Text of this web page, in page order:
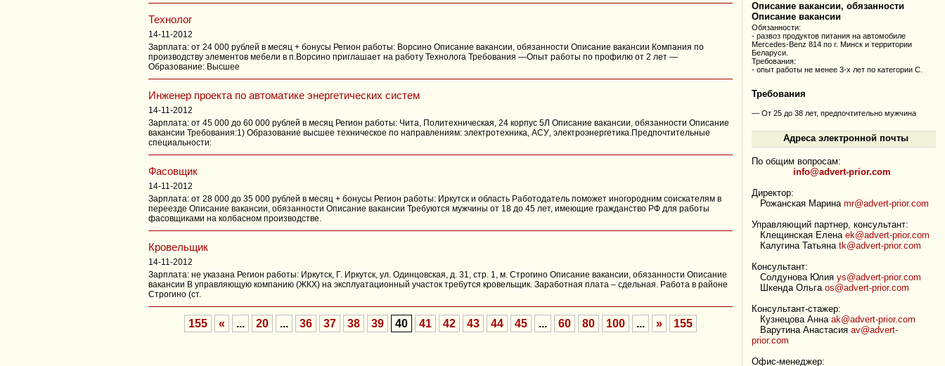
Технолог
14-11-2012
Зарплата: от 24 000 рублей в месяц + бонусы Регион работы: Ворсино Описание вакансии, обязанности Описание вакансии Компания по
производству элементов мебели в п.Ворсино приглашает на работу Технолога Требования —Опыт работы по профилю от 2 лет —
Образование: Высшее
Инженер проекта по автоматике энергетических систем
14-11-2012
Зарплата: от 45 000 до 60 000 рублей в месяц Регион работы: Чита, Политехническая, 24 корпус 5Л Описание вакансии, обязанности Описание
вакансии Требования:1) Образование высшее техническое по направлениям: электротехника‚ АСУ‚ электроэнергетика.Предпочтительные
специальности:
Фасовщик
14-11-2012
Зарплата: от 28 000 до 35 000 рублей в месяц + бонусы Регион работы: Иркутск и область Работодатель поможет иногородним соискателям в
переезде Описание вакансии, обязанности Описание вакансии Требуются мужчины от 18 до 45 лет, имеющие гражданство РФ для работы
фасовщиками на колбасном производстве.
Кровельщик
14-11-2012
Зарплата: не указана Регион работы: Иркутск, Г. Иркутск, ул. Одинцовская, д. 31, стр. 1, м. Строгино Описание вакансии, обязанности Описание
вакансии В управляющую компанию (ЖКХ) на эксплуатационный участок требутся кровельщик. Заработная плата – сдельная. Работа в районе
Строгино (ст.
155 « ... 20 ... 36 37 38 39 40 41 42 43 44 45 ... 60 80 100 ... » 155
Описание вакансии, обязанности
Описание вакансии
Обязанности:
- развоз продуктов питания на автомобиле
Mercedes-Benz 814 по г. Минск и территории
Беларуси.
Требования:
- опыт работы не менее 3-х лет по категории С.
Требования
— От 25 до 38 лет, предпочтительно мужчина
Адреса электронной почты
По общим вопросам:
info@advert-prior.com
Директор:
Рожанская Маринаmr@advert-prior.com
Управляющий партнер, консультант:
Клещинская Еленаek@advert-prior.com
Калугина Татьянаtk@advert-prior.com
Консультант:
Солдунова Юлияys@advert-prior.com
Шкенда Ольгаos@advert-prior.com
Консультант-стажер:
Кузнецова Аннаak@advert-prior.com
Варутина Анастасияav@advert-
prior.com
Офис-менеджер: